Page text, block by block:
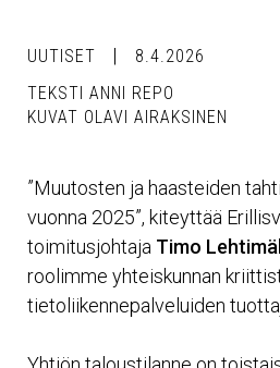
UUTISET
8.4.2026
TEKSTI ANNI REPO
KUVAT OLAVI AIRAKSINEN
”Muutosten ja haasteiden
vuonna 2025”, kiteyttää
toimitusjohtaja Timo
roolimme yhteiskunnan
tietoliikennepalveluiden